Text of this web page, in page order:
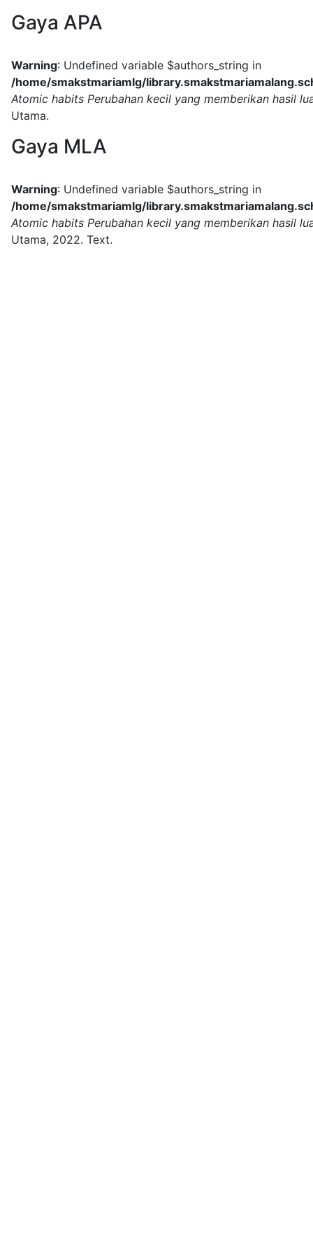
Gaya APA
Warning: Undefined variable $authors_string in
/home/smakstmariamlg/
Atomic habits Perubahan kecil yang memberikan hasil
Utama.
Gaya MLA
Warning: Undefined variable $authors_string in
/home/smakstmariamlg/
Atomic habits Perubahan kecil yang memberikan hasil
Utama, 2022. Text.